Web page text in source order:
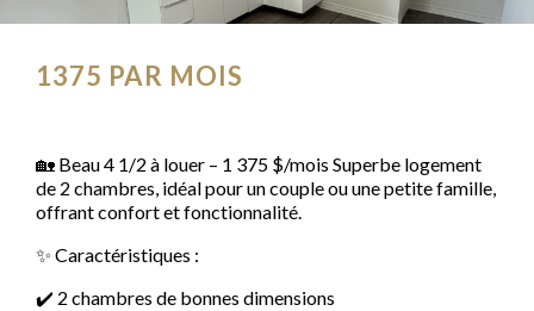
1375 PAR MOIS
🏡 Beau 4 1/2 à louer – 1 375 $/mois Superbe logement
de 2 chambres, idéal pour un couple ou une petite famille,
offrant confort et fonctionnalité.
✨ Caractéristiques :
✔️ 2 chambres de bonnes dimensions